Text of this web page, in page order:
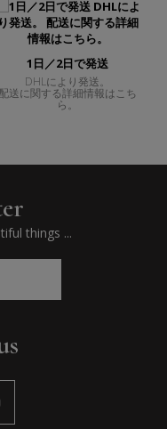
1日／2日で発送
DHLにより発送。
配送に関する詳細情報はこち
ら。
things ...